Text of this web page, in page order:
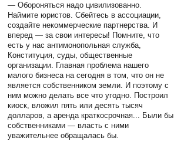
— Обороняться надо цивилизованно.
Наймите юристов. Сбейтесь в ассоциации,
создайте некоммерческие партнерства. И
вперед — за свои интересы! Помните, что
есть у нас антимонопольная служба,
Конституция, суды, общественные
организации. Главная проблема нашего
малого бизнеса на сегодня в том, что он не
является собственником земли. И поэтому с
ним можно делать все что угодно. Построил
киоск, вложил пять или десять тысяч
долларов, а аренда краткосрочная... Были бы
собственниками — власть с ними
уважительнее обращалась бы.